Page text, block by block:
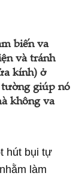
biến va
và tránh
kính) ở
tường giúp nó
không va
hút bụi tự
làm